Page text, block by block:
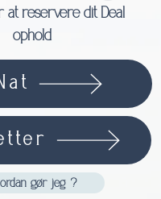
at reservere dit Deal
ophold
gør jeg ?